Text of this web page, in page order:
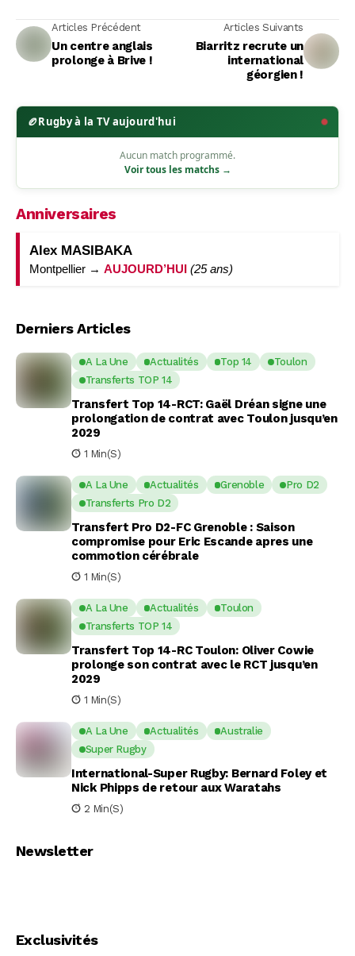
Articles Précédent
Un centre anglais
prolonge à Brive !
Articles Suivants
Biarritz recrute un
international
géorgien !
🏉Rugby à la TV aujourd'hui
Aucun match programmé.
Voir tous les matchs →
Anniversaires
Alex MASIBAKA
Montpellier → AUJOURD’HUI (25 ans)
Derniers Articles
A La Une Actualités Top 14
Toulon
Transferts TOP 14
Transfert Top 14-RCT: Gaël Dréan signe une
prolongation de contrat avec Toulon jusqu’en
2029
1 Min(s)
A La Une Actualités Grenoble
Pro D2
Transferts Pro D2
Transfert Pro D2-FC Grenoble : Saison
compromise pour Eric Escande apres une
commotion cérébrale
1 Min(s)
A La Une Actualités
Toulon
Transferts TOP 14
Transfert Top 14-RC Toulon: Oliver Cowie
prolonge son contrat avec le RCT jusqu’en
2029
1 Min(s)
A La Une Actualités
Australie
Super Rugby
International-Super Rugby: Bernard Foley et
Nick Phipps de retour aux Waratahs
2 Min(s)
Newsletter
Exclusivités